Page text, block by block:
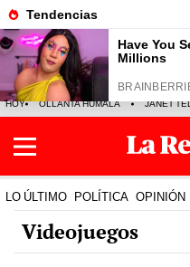
HOY OLLANTA HUMALA JANET
LO ÚLTIMO POLÍTICA OPINIÓN
Videojuegos